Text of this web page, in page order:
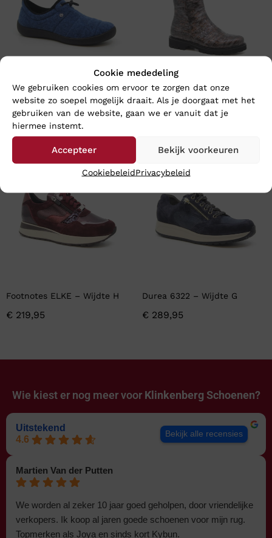
Cookie mededeling
We gebruiken cookies om ervoor te zorgen dat onze
website zo soepel mogelijk draait. Als je doorgaat met het
gebruiken van de website, gaan we er vanuit dat je
hiermee instemt.
Accepteer Bekijk voorkeuren
CookiebeleidPrivacybeleid
Rohde 2002 – Wijdte G
€69,95
Footnotes LARA – Wijdte K
€199,95
Nieuw
Footnotes ELKE – Wijdte H
€ 219,95
Durea 6322 – Wijdte G
€ 289,95
Wie kiest er nog meer voor Klinkenberg Schoenen?
Uitstekend
4.6
Bekijk alle recensies
Martien Van der Putten
We worden al zeker 10 jaar goed geholpen, door vriendelijke
verkopers. Ik koop al jaren goede schoenen voor mijn rug.
Topmerken als Joya en sinds kort Kybun.